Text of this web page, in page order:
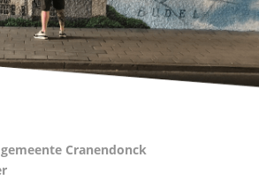
gemeente Cranendonck